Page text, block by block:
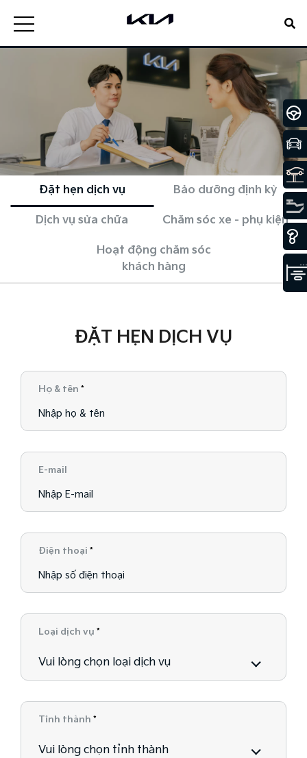
Đặt hẹn dịch vụ Bảo dưỡng định kỳ
Dịch vụ sửa chữa Chăm sóc xe - phụ kiện
Hoạt động chăm sóc
khách hàng
ĐẶT HẸN DỊCH VỤ
Họ & tên *
E-mail
Điện thoại *
Loại dịch vụ *
Vui lòng chọn loại dịch vụ
Tỉnh thành *
Vui lòng chọn tỉnh thành